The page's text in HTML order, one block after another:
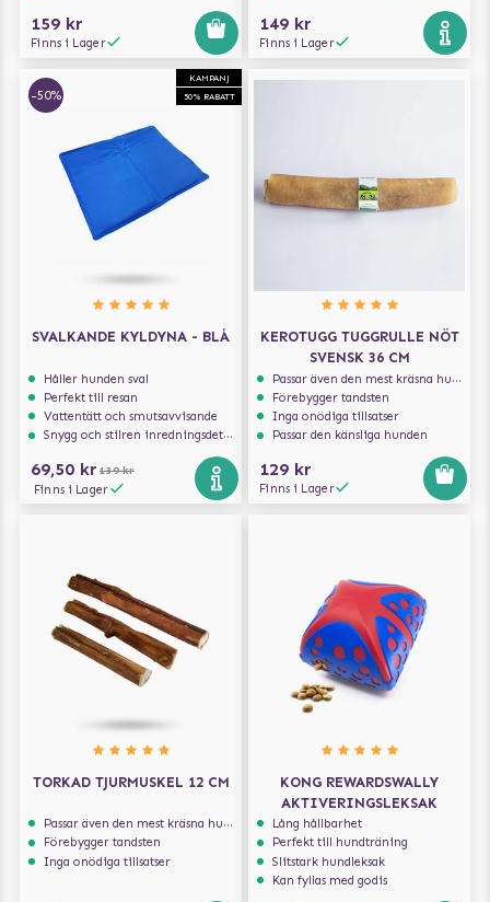
159 kr
Finns i Lager
149 kr
Finns i Lager
KAMPANJ
50% RABATT
-50%
SVALKANDE KYLDYNA - BLÅ
Håller hunden sval
Perfekt till resan
Vattentätt och smutsavvisande
Snygg och stilren inredningsdetalj
69,50 kr 139 kr
Finns i Lager
KEROTUGG TUGGRULLE NÖT
SVENSK 36 CM
Passar även den mest kräsna hunden
Förebygger tandsten
Inga onödiga tillsatser
Passar den känsliga hunden
129 kr
Finns i Lager
TORKAD TJURMUSKEL 12 CM
Passar även den mest kräsna hunden
Förebygger tandsten
Inga onödiga tillsatser
KONG REWARDSWALLY
AKTIVERINGSLEKSAK
Lång hållbarhet
Perfekt till hundträning
Slitstark hundleksak
Kan fyllas med godis